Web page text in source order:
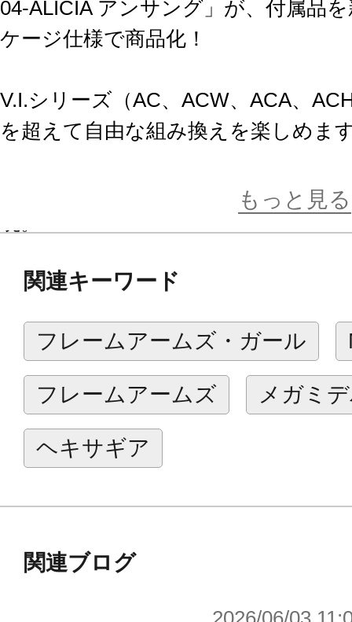
04-ALICIA アンサング」が、付属品
ケージ仕様で商品化！
V.I.シリーズ（AC、ACW、ACA、
を超えて自由な組み換えを楽しめま
■”高速機動戦”に特化した「アンサ
貴な印象を与えます。
ALICIA/L」は、そのバランスのみな
た形になっており様々なポージング
■ＰＭミサイル「MP-O901」も脚部
通常状態からミサイル発射時への展
■同じALICIA（アリシア）系列であ
ノン「HLC09-ACRUX」の2種が今
もっと見る
関連キーワード
フレームアームズ・ガール
フレームアームズ メガミ
ヘキサギア
関連ブログ